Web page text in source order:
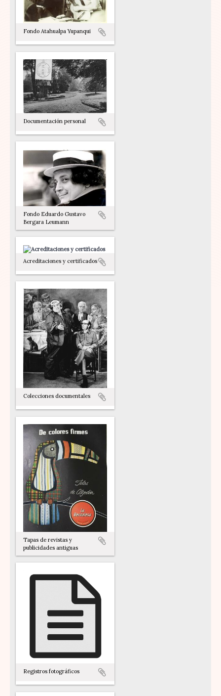
Fondo Atahualpa Yupanqui
Documentación personal
Fondo Eduardo Gustavo
Bergara Leumann
Acreditaciones y certificados
Colecciones documentales
Tapas de revistas y
publicidades antiguas
Registros fotográficos